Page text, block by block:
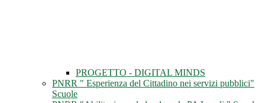
PROGETTO - DIGITAL MINDS
PNRR " Esperienza del Cittadino nei servizi pubblici"
Scuole